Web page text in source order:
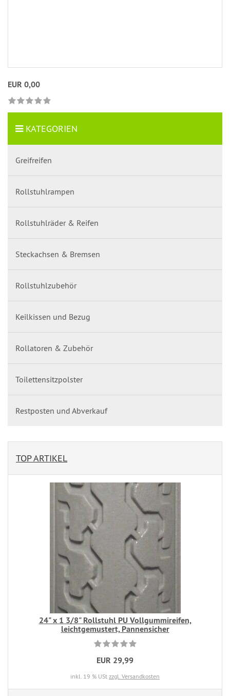
EUR 0,00
KATEGORIEN
Greifreifen
Rollstuhlrampen
Rollstuhlräder & Reifen
Steckachsen & Bremsen
Rollstuhlzubehör
Keilkissen und Bezug
Rollatoren & Zubehör
Toilettensitzpolster
Restposten und Abverkauf
TOP ARTIKEL
24" x 1 3/8" Rollstuhl PU Vollgummireifen,
leichtgemustert, Pannensicher
EUR 29,99
inkl. 19 % USt zzgl. Versandkosten